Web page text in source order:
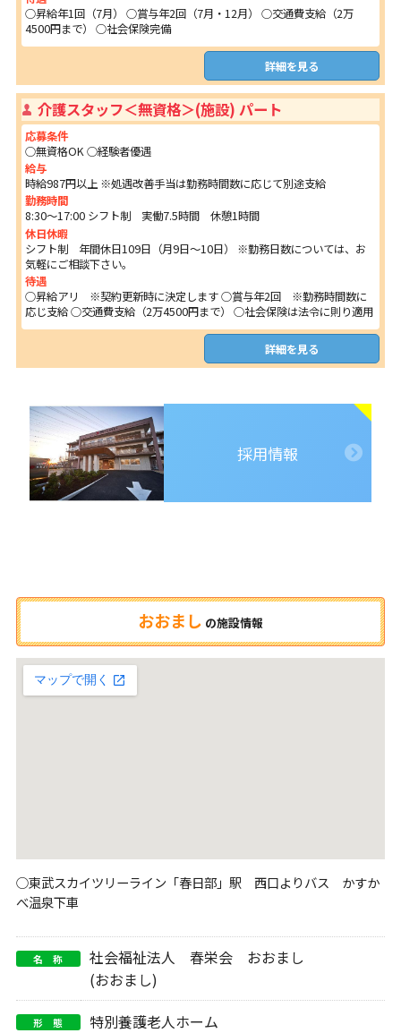
○昇給年1回（7月） ○賞与年2回（7月・12月） ○交通費支給（2万
4500円まで） ○社会保険完備
詳細を見る
介護スタッフ＜無資格＞(施設) パート
応募条件
○無資格OK ○経験者優遇
給与
時給987円以上 ※処遇改善手当は勤務時間数に応じて別途支給
勤務時間
8:30～17:00 シフト制 実働7.5時間 休憩1時間
休日休暇
シフト制 年間休日109日（月9日～10日） ※勤務日数については、お
気軽にご相談下さい。
待遇
○昇給アリ ※契約更新時に決定します ○賞与年2回 ※勤務時間数に
応じ支給 ○交通費支給（2万4500円まで） ○社会保険は法令に則り適用
詳細を見る
採用情報
おおまし の施設情報
○東武スカイツリーライン「春日部」駅 西口よりバス かすか
べ温泉下車
名 称
社会福祉法人 春栄会 おおまし
(おおまし)
形 態 特別養護老人ホーム